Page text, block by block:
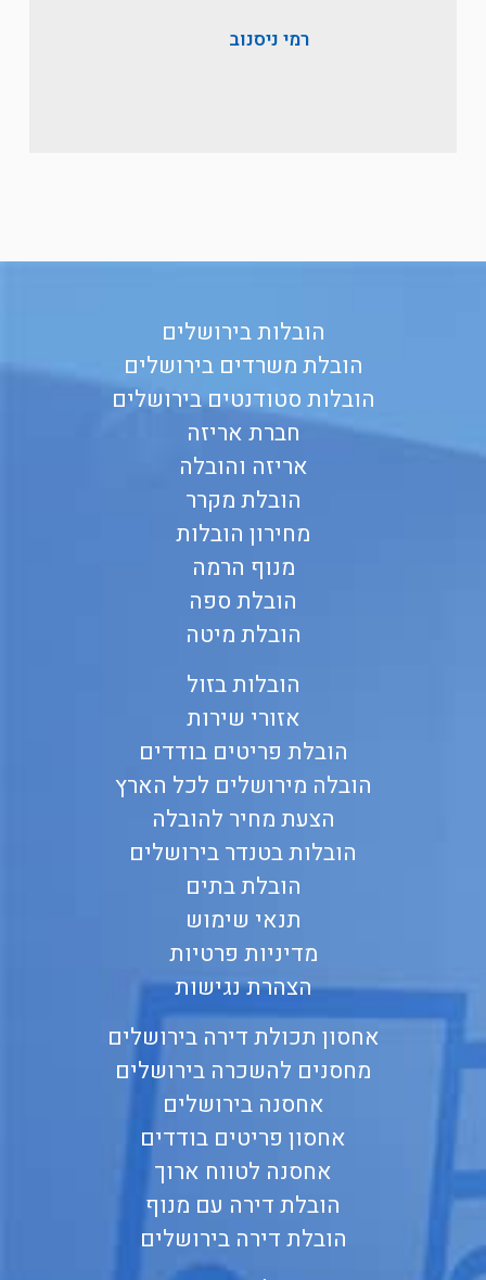
הובלות בירושלים
הובלת משרדים בירושלים
הובלות סטודנטים בירושלים
חברת אריזה
אריזה והובלה
הובלת מקרר
מחירון הובלות
מנוף הרמה
הובלת ספה
הובלת מיטה
הובלות בזול
אזורי שירות
הובלת פריטים בודדים
הובלה מירושלים לכל הארץ
הצעת מחיר להובלה
הובלות בטנדר בירושלים
הובלת בתים
תנאי שימוש
מדיניות פרטיות
הצהרת נגישות
אחסון תכולת דירה בירושלים
מחסנים להשכרה בירושלים
אחסנה בירושלים
אחסון פריטים בודדים
אחסנה לטווח ארוך
הובלת דירה עם מנוף
הובלת דירה בירושלים